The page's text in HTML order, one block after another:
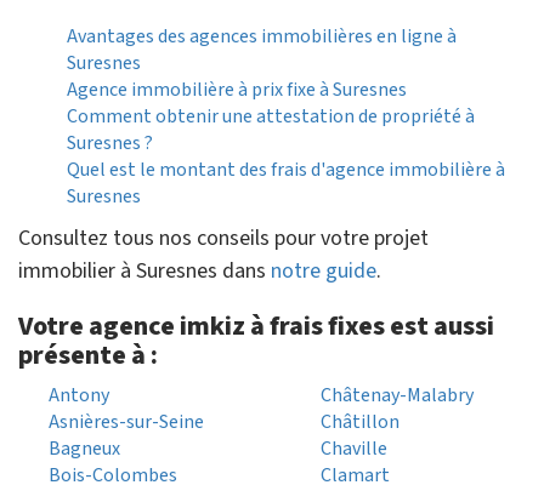
Avantages des agences immobilières en ligne à
Suresnes
Agence immobilière à prix fixe à Suresnes
Comment obtenir une attestation de propriété à
Suresnes ?
Quel est le montant des frais d'agence immobilière à
Suresnes
Consultez tous nos conseils pour votre projet
immobilier à Suresnes dans notre guide.
Votre agence imkiz à frais fixes est aussi
présente à :
Antony
Asnières-sur-Seine
Bagneux
Bois-Colombes
Châtenay-Malabry
Châtillon
Chaville
Clamart